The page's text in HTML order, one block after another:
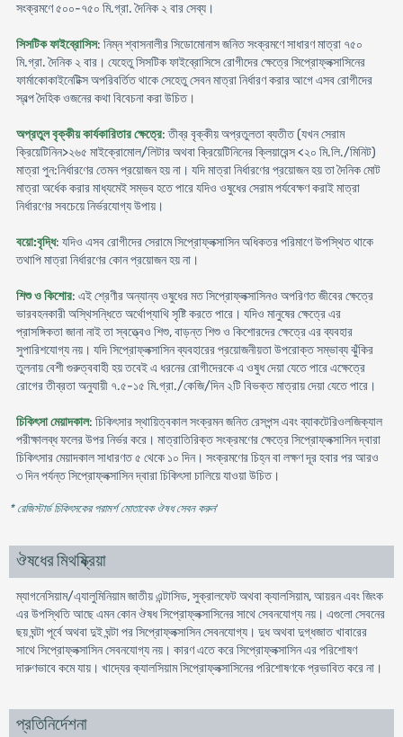
সংক্রমণে ৫০০-৭৫০ মি.গ্রা. দৈনিক ২ বার সেব্য।
সিসটিক ফাইব্রোসিস: নিম্ন শ্বাসনালীর সিডোমোনাস জনিত সংক্রমণে সাধারণ মাত্রা ৭৫০
মি.গ্রা. দৈনিক ২ বার। যেহেতু সিসটিক ফাইব্রোসিসে রোগীদের ক্ষেত্রে সিপ্রোফ্লক্সাসিনের
ফার্মাকোকাইনেটিক্স অপরিবর্তিত থাকে সেহেতু সেবন মাত্রা নির্ধারণ করার আগে এসব রোগীদের
স্বল্প দৈহিক ওজনের কথা বিবেচনা করা উচিত।
অপ্রতুল বৃক্কীয় কার্যকারিতার ক্ষেত্রে: তীব্র বৃক্কীয় অপ্রতুলতা ব্যতীত (যখন সেরাম
ক্রিয়েটিনিন>২৬৫ মাইক্রোমোল/লিটার অথবা ক্রিয়েটিনিনের ক্লিয়ারেন্স <২০ মি.লি./মিনিট)
মাত্রা পুন:নির্ধারণের তেমন প্রয়োজন হয় না। যদি মাত্রা নির্ধারণের প্রয়োজন হয় তা দৈনিক মোট
মাত্রা অর্ধেক করার মাধ্যমেই সম্ভব হতে পারে যদিও ওষুধের সেরাম পর্যবেক্ষণ করাই মাত্রা
নির্ধারণের সবচেয়ে নির্ভরযোগ্য উপায়।
বয়ো:বৃদ্ধি: যদিও এসব রোগীদের সেরামে সিপ্রোফ্লক্সাসিন অধিকতর পরিমাণে উপস্থিত থাকে
তথাপি মাত্রা নির্ধারণের কোন প্রয়োজন হয় না।
শিশু ও কিশোর: এই শ্রেণীর অন্যান্য ওষুধের মত সিপ্রোফ্লক্সাসিনও অপরিণত জীবের ক্ষেত্রে
ভারবহনকারী অস্থিসন্ধিতে অর্থোপ্যাথি সৃষ্টি করতে পারে। যদিও মানুষের ক্ষেত্রে এর
প্রাসঙ্গিকতা জানা নাই তা স্বত্ত্বেও শিশু, বাড়ন্ত শিশু ও কিশোরদের ক্ষেত্রে এর ব্যবহার
সুপারিশযোগ্য নয়। যদি সিপ্রোফ্লক্সাসিন ব্যবহারের প্রয়োজনীয়তা উপরোক্ত সম্ভাব্য ঝুঁকির
তুলনায় বেশী গুরুত্ববাহী হয় তবেই এ ধরনের রোগীদেরকে এ ওষুধ দেয়া যেতে পারে এক্ষেত্রে
রোগের তীব্রতা অনুযায়ী ৭.৫-১৫ মি.গ্রা./কেজি/দিন ২টি বিভক্ত মাত্রায় দেয়া যেতে পারে।
চিকিৎসা মেয়াদকাল: চিকিৎসার স্থায়িত্বকাল সংক্রমন জনিত রেসপন্স এবং ব্যাকটেরিওলজিক্যাল
পরীক্ষালব্ধ ফলের উপর নির্ভর করে। মাত্রাতিরিক্ত সংক্রমণের ক্ষেত্রে সিপ্রোফ্লক্সাসিন দ্বারা
চিকিৎসার মেয়াদকাল সাধারণত ৫ থেকে ১০ দিন। সংক্রমণের চিহ্ন বা লক্ষণ দূর হবার পর আরও
৩ দিন পর্যন্ত সিপ্রোফ্লক্সাসিন দ্বারা চিকিৎসা চালিয়ে যাওয়া উচিত।
* রেজিস্টার্ড চিকিৎসকের পরামর্শ মোতাবেক ঔষধ সেবন করুন'
ঔষধের মিথষ্ক্রিয়া
ম্যাগনেসিয়াম/এ্যালুমিনিয়াম জাতীয় এন্টাসিড, সুক্রালফেট অথবা ক্যালসিয়াম, আয়রন এবং জিংক
এর উপস্থিতি আছে এমন কোন ঔষধ সিপ্রোফ্লক্সাসিনের সাথে সেবনযোগ্য নয়। এগুলো সেবনের
ছয় ঘন্টা পূর্বে অথবা দুই ঘন্টা পর সিপ্রোফ্লক্সাসিন সেবনযোগ্য। দুধ অথবা দুগ্ধজাত খাবারের
সাথে সিপ্রোফ্লক্সাসিন সেবনযোগ্য নয়। কারণ এতে করে সিপ্রোফ্লক্সাসিন এর পরিশোষণ
দারুণভাবে কমে যায়। খাদ্যের ক্যালসিয়াম সিপ্রোফ্লক্সাসিনের পরিশোষণকে প্রভাবিত করে না।
প্রতিনির্দেশনা